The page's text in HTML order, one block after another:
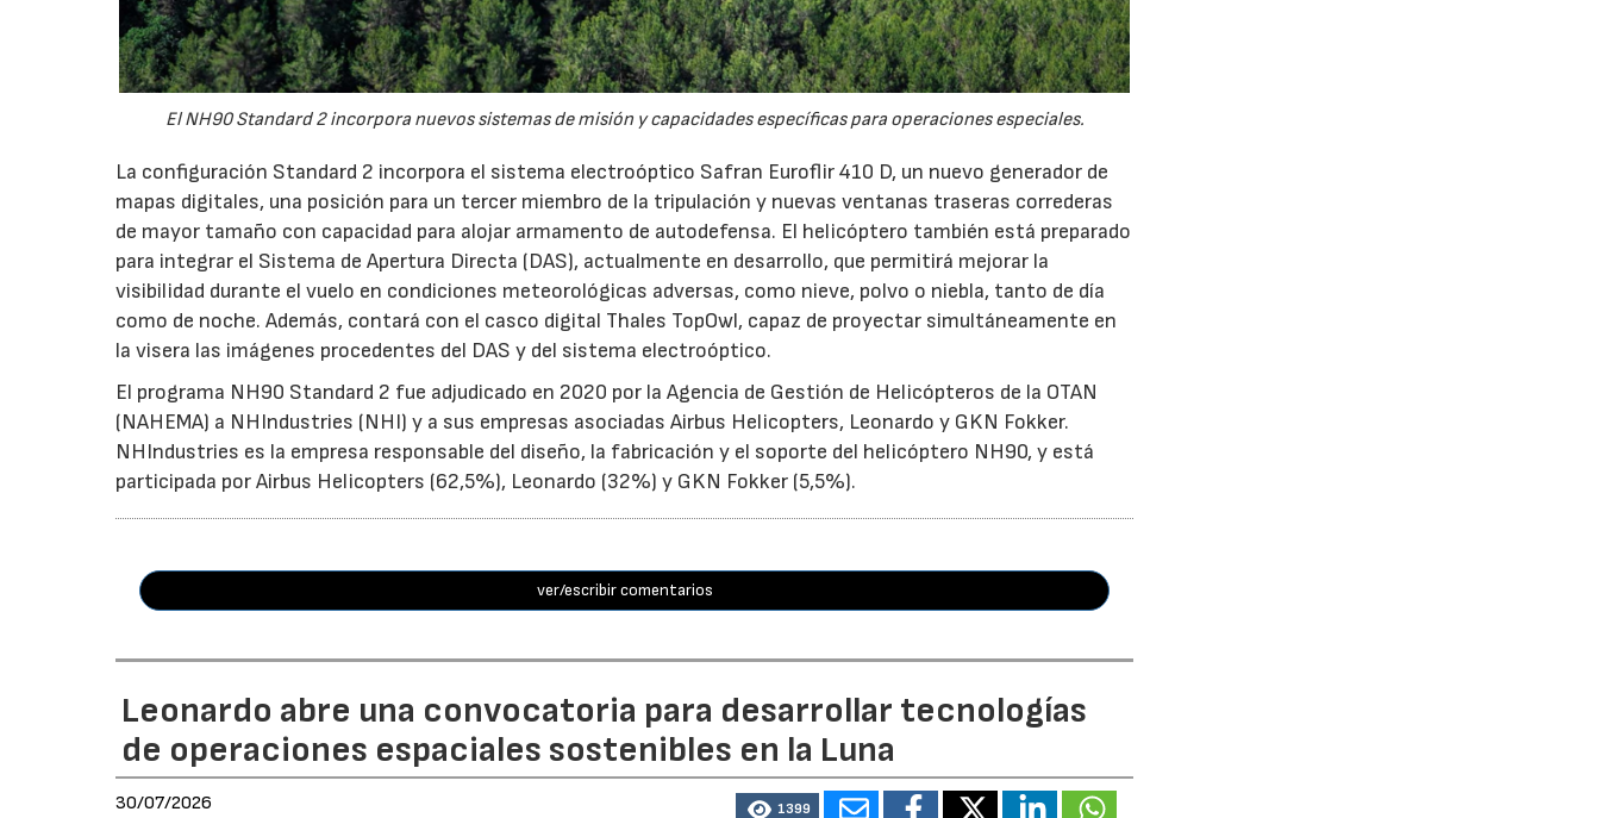
El NH90 Standard 2 incorpora nuevos sistemas de misión y capacidades específicas para operaciones especiales.
La configuración Standard 2 incorpora el sistema electroóptico Safran Euroflir 410 D, un nuevo generador de
mapas digitales, una posición para un tercer miembro de la tripulación y nuevas ventanas traseras correderas
de mayor tamaño con capacidad para alojar armamento de autodefensa. El helicóptero también está preparado
para integrar el Sistema de Apertura Directa (DAS), actualmente en desarrollo, que permitirá mejorar la
visibilidad durante el vuelo en condiciones meteorológicas adversas, como nieve, polvo o niebla, tanto de día
como de noche. Además, contará con el casco digital Thales TopOwl, capaz de proyectar simultáneamente en
la visera las imágenes procedentes del DAS y del sistema electroóptico.
El programa NH90 Standard 2 fue adjudicado en 2020 por la Agencia de Gestión de Helicópteros de la OTAN
(NAHEMA) a NHIndustries (NHI) y a sus empresas asociadas Airbus Helicopters, Leonardo y GKN Fokker.
NHIndustries es la empresa responsable del diseño, la fabricación y el soporte del helicóptero NH90, y está
participada por Airbus Helicopters (62,5%), Leonardo (32%) y GKN Fokker (5,5%).
ver/escribir comentarios
Leonardo abre una convocatoria para desarrollar tecnologías
de operaciones espaciales sostenibles en la Luna
30/07/2026 1399